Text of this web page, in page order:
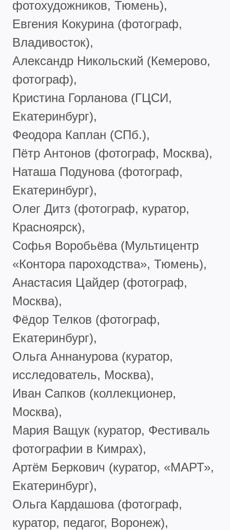
фотохудожников, Тюмень),
Евгения Кокурина (фотограф,
Владивосток),
Александр Никольский (Кемерово,
фотограф),
Кристина Горланова (ГЦСИ,
Екатеринбург),
Феодора Каплан (СПб.),
Пётр Антонов (фотограф, Москва),
Наташа Подунова (фотограф,
Екатеринбург),
Олег Дитз (фотограф, куратор,
Красноярск),
Софья Воробьёва (Мультицентр
«Контора пароходства», Тюмень),
Анастасия Цайдер (фотограф,
Москва),
Фёдор Телков (фотограф,
Екатеринбург),
Ольга Аннанурова (куратор,
исследователь, Москва),
Иван Сапков (коллекционер,
Москва),
Мария Ващук (куратор, Фестиваль
фотографии в Кимрах),
Артём Беркович (куратор, «МАРТ»,
Екатеринбург),
Ольга Кардашова (фотограф,
куратор, педагог, Воронеж),